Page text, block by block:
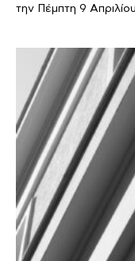
την Πέμπτη 9